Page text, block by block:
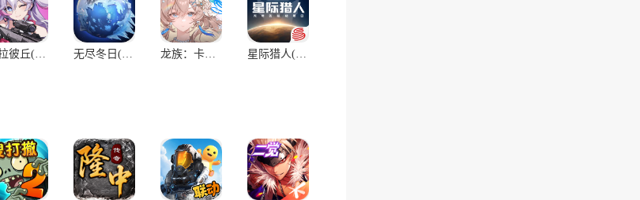
有思想”，NPC会记得玩家对他说过的话做过的事，并基于深
江湖真实感和无限可能。
寒手游还融入天量经典游戏模式：逆转裁判式的断案，底特
卡拉彼丘(官服) 无尽冬日(官服) 龙族：卡塞尔之门(官服) 星际猎人(官服)